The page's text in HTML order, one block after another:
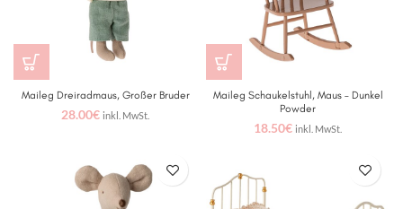
Maileg Dreiradmaus, Großer Bruder
28.00€ inkl. MwSt.
Maileg Schaukelstuhl, Maus – Dunkel
Powder
18.50€ inkl. MwSt.